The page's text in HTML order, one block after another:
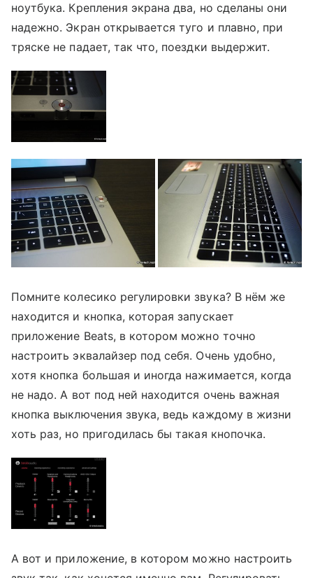
ноутбука. Крепления экрана два, но сделаны они
надежно. Экран открывается туго и плавно, при
тряске не падает, так что, поездки выдержит.
Помните колесико регулировки звука? В нём же
находится и кнопка, которая запускает
приложение Beats, в котором можно точно
настроить эквалайзер под себя. Очень удобно,
хотя кнопка большая и иногда нажимается, когда
не надо. А вот под ней находится очень важная
кнопка выключения звука, ведь каждому в жизни
хоть раз, но пригодилась бы такая кнопочка.
А вот и приложение, в котором можно настроить